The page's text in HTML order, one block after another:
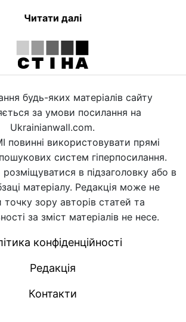
Читати далі
будь-яких матеріалів сайту
за умови посилання на
Ukrainianwall.com.
повинні використовувати прямі
систем гіперпосилання.
в підзаголовку або в
матеріалу. Редакція може не
точку зору авторів статей та
за зміст матеріалів не несе.
конфіденційності
Редакція
Контакти